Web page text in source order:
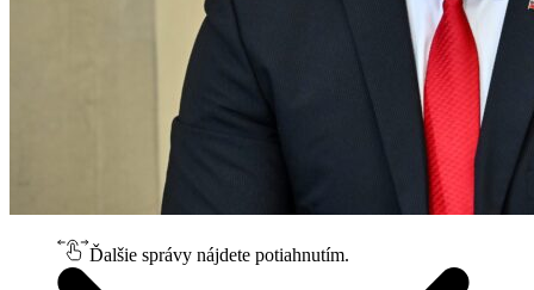
Ďalšie správy nájdete potiahnutím.